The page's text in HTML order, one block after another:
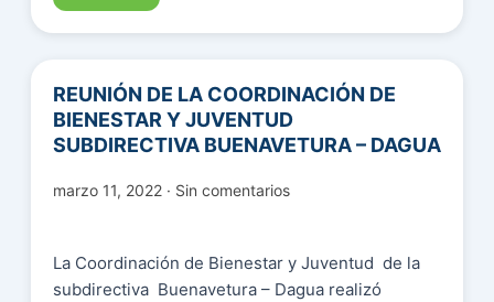
REUNIÓN DE LA COORDINACIÓN DE
BIENESTAR Y JUVENTUD
SUBDIRECTIVA BUENAVETURA – DAGUA
marzo 11, 2022 · Sin comentarios
La Coordinación de Bienestar y Juventud de la
subdirectiva Buenavetura – Dagua realizó